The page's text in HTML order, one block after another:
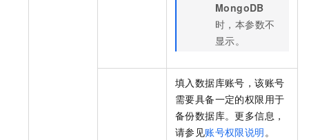
MongoDB
时，本参数不
显示。
填入数据库账号，该账号
需要具备一定的权限用于
备份数据库。更多信息，
请参见账号权限说明。